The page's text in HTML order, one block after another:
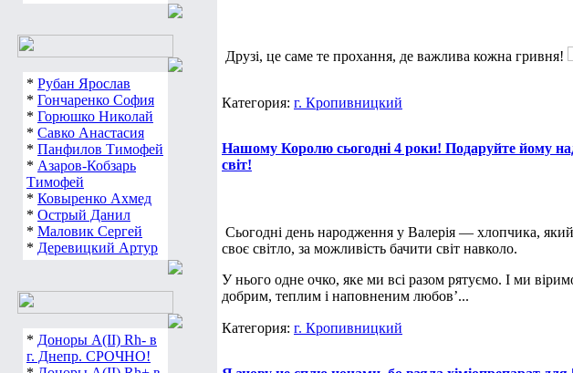
* Рубан Ярослав
* Гончаренко София
* Горюшко Николай
* Савко Анастасия
* Панфилов Тимофей
* Азаров-Кобзарь
Тимофей
* Ковыренко Ахмед
* Острый Данил
* Маловик Сергей
* Деревицкий Артур
* Доноры А(ІІ) Rh- в
г. Днепр. СРОЧНО!
Друзі, це саме те прохання, де важлива кожна гривня!
Категория: г. Кропивницкий
Нашому Королю сьогодні 4 роки! Подаруйте йому
світ!
Сьогодні день народження у Валерія — хлопчика,
своє світло, за можливість бачити світ навколо.
У нього одне очко, яке ми всі разом рятуємо. І ми
добрим, теплим і наповненим любов’...
Категория: г. Кропивницкий